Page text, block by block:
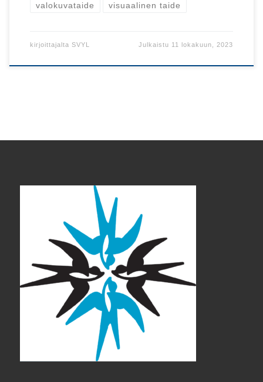
valokuvataide visuaalinen taide
kirjoittajalta SVYL Julkaistu 11 lokakuun, 2023